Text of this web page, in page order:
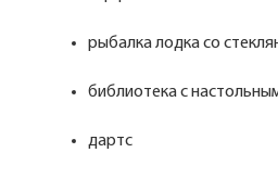
рыбалка лодка со
библиотека с
дартс